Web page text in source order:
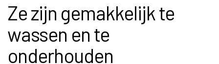
Ze zijn gemakkelijk te
wassen en te
onderhouden